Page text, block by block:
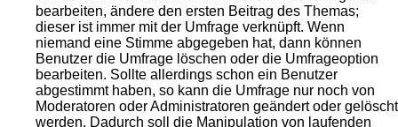
bearbeiten, ändere den ersten Beitrag des Themas;
dieser ist immer mit der Umfrage verknüpft. Wenn
niemand eine Stimme abgegeben hat, dann können
Benutzer die Umfrage löschen oder die Umfrageoption
bearbeiten. Sollte allerdings schon ein Benutzer
abgestimmt haben, so kann die Umfrage nur noch von
Moderatoren oder Administratoren geändert oder gelöscht
werden. Dadurch soll die Manipulation von laufenden